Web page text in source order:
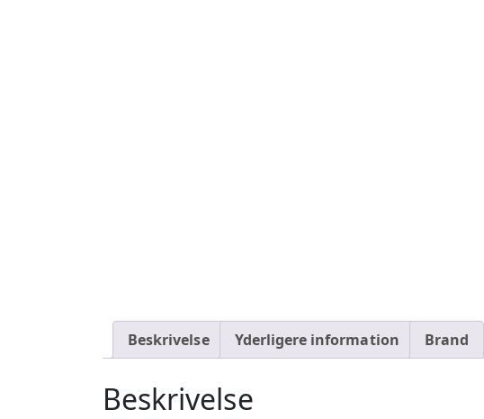
Beskrivelse Yderligere information Brand
Beskrivelse